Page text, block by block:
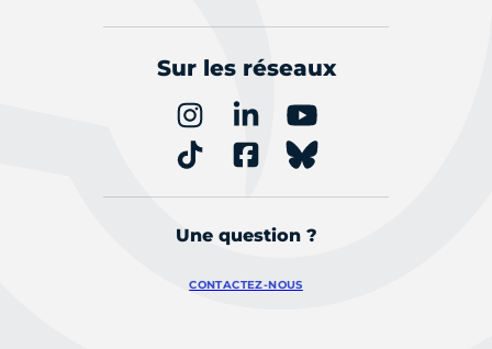
Sur les réseaux
Une question ?
CONTACTEZ-NOUS